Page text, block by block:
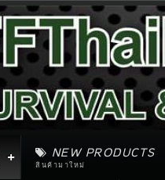
NEW PRODUCTS
สินค้ามาใหม่